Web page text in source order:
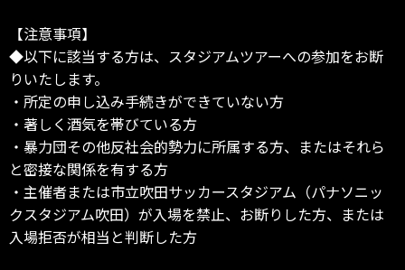
【注意事項】
◆以下に該当する方は、スタジアムツアーへの参加をお断
りいたします。
・所定の申し込み手続きができていない方
・著しく酒気を帯びている方
・暴力団その他反社会的勢力に所属する方、またはそれら
と密接な関係を有する方
・主催者または市立吹田サッカースタジアム（パナソニッ
クスタジアム吹田）が入場を禁止、お断りした方、または
入場拒否が相当と判断した方